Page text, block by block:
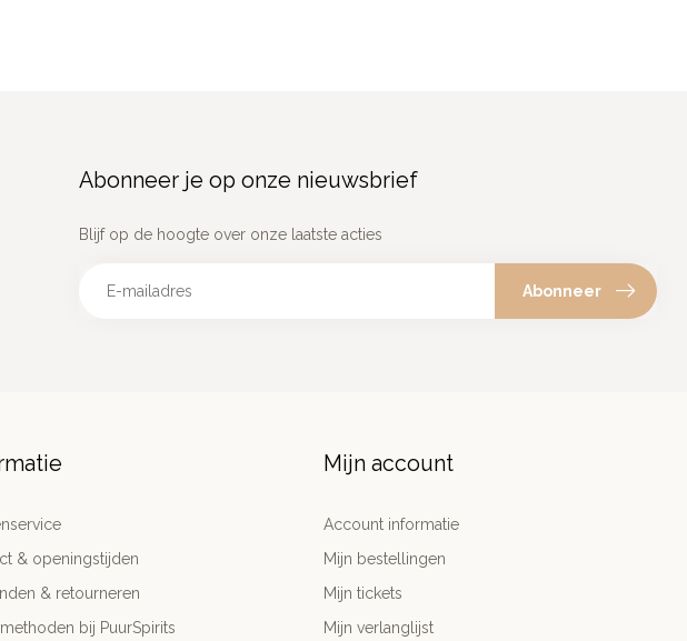
Abonneer je op onze nieuwsbrief
Blijf op de hoogte over onze laatste acties
Abonneer
& openingstijden
& retourneren
bij PuurSpirits
Mijn account
Account informatie
Mijn bestellingen
Mijn tickets
Mijn verlanglijst